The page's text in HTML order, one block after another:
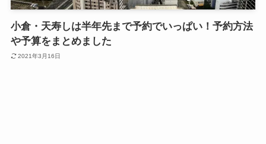
小倉・天寿しは半年先まで予約でいっぱい！予約方法
や予算をまとめました
2021年3月16日